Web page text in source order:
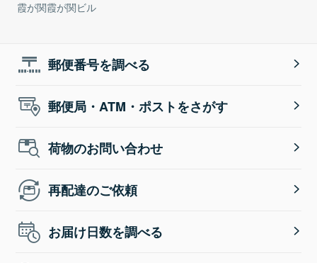
霞が関霞が関ビル
郵便番号を調べる
郵便局・ATM・ポストをさがす
荷物のお問い合わせ
再配達のご依頼
お届け日数を調べる